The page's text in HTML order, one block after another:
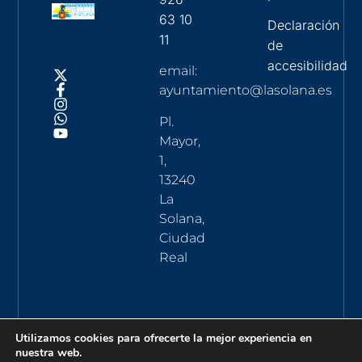
63 10
11
email:
ayuntamiento@lasolana.es
Pl.
Mayor,
1,
13240
La
Solana,
Ciudad
Real
Declaración
de
accesibilidad
Utilizamos cookies para ofrecerte la mejor experiencia en
nuestra web.